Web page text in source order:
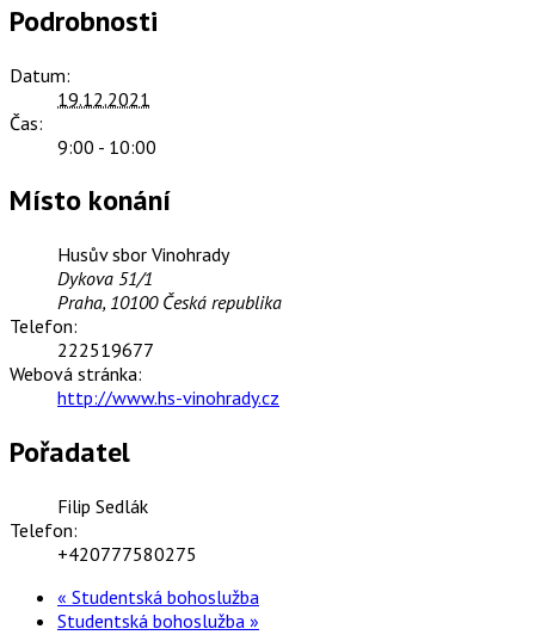
Podrobnosti
Datum:
19.12.2021
Čas:
9:00 - 10:00
Místo konání
Husův sbor Vinohrady
Dykova 51/1
Praha, 10100 Česká republika
Telefon:
222519677
Webová stránka:
http://www.hs-vinohrady.cz
Pořadatel
Filip Sedlák
Telefon:
+420777580275
« Studentská bohoslužba
Studentská bohoslužba »